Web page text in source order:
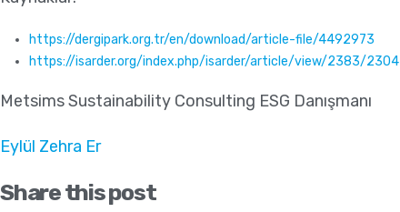
https://dergipark.org.tr/en/download/article-file/4492973
https://isarder.org/index.php/isarder/article/view/2383/2304
Metsims Sustainability Consulting ESG Danışmanı
Eylül Zehra Er
Share this post